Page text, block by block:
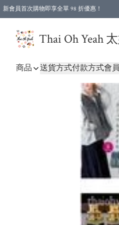
新會員首次購物即享全單 98 折優惠！
Thai Oh Yeah
商品 送貨方式付款方式會